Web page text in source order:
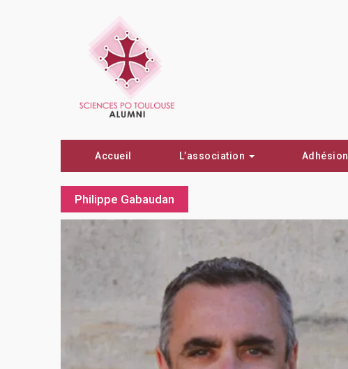
Accueil L’association Adhésion
Philippe Gabaudan